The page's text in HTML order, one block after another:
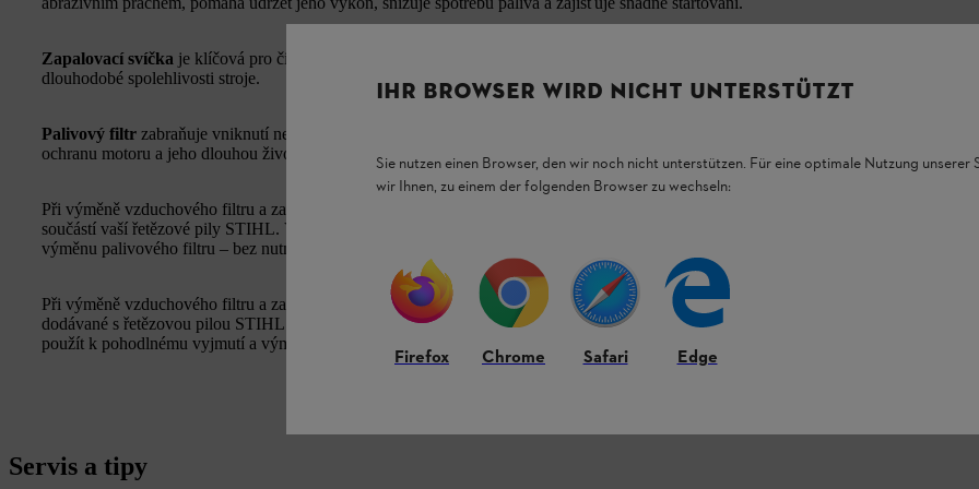
Zapalovací svíčka je klíčová pro čisté spalování a optimální výkon motoru. Její pravidelná výměna přispívá k
dlouhodobé spolehlivosti stroje.
Palivový filtr zabraňuje vniknutí nečistot do motoru přes palivo. Pravidelná výměna tohoto filtru je důležitá pro
ochranu motoru a jeho dlouhou životnost.
Při výměně vzduchového filtru a zapalovací svíčky doporučujeme použít praktické kombinované nářadí, které je
součástí vaší řetězové pily STIHL. V balení servisní sady najdete také kartonový háček, který usnadňuje
výměnu palivového filtru – bez nutnosti použití dalšího nářadí.
Při výměně vzduchového filtru a zapalovací svíčky používejte nejlépe praktické kombinované nástrčné nářadí
dodávané s řetězovou pilou STIHL. V balení samotné servisní sady je integrován kartonový hák, který lze
použít k pohodlnému vyjmutí a výměně palivového filtru. K této práci nepotřebujete žádné další nářadí.
Servis a tipy
IHR BROWSER WIRD NICHT UNTERSTÜTZT
Sie nutzen einen Browser, den wir noch nicht unterstützen. Für eine optimale Nutzung unserer
wir Ihnen, zu einem der folgenden Browser zu wechseln:
Firefox Chrome Safari Edge